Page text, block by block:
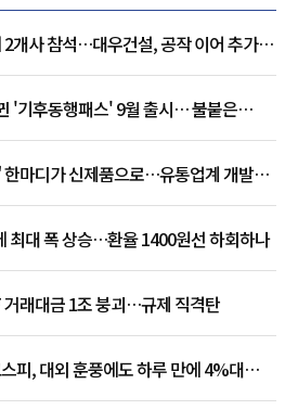
2개사 참석…대우건설, 공작 이어 추가
'기후동행패스' 9월 출시… 불붙은
마디가 신제품으로…유통업계 개발실
최대 폭 상승…환율 1400원선 하회하나
래대금 1조 붕괴…규제 직격탄
피, 대외 훈풍에도 하루 만에 4%대